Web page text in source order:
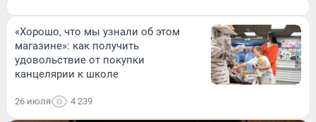
«Хорошо, что мы узнали об этом
магазине»: как получить
удовольствие от покупки
канцелярии к школе
26 июля 4 239